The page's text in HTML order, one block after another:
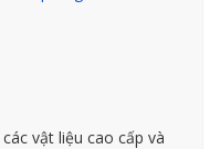
vật liệu cao cấp và